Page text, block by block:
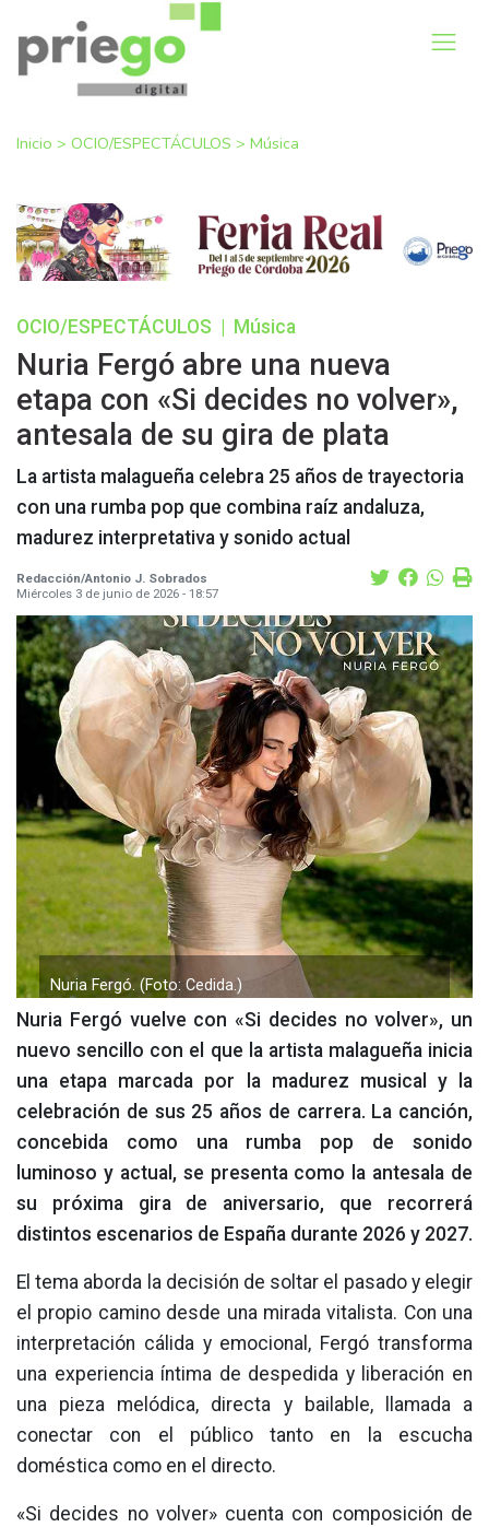
Inicio > OCIO/ESPECTÁCULOS > Música
OCIO/ESPECTÁCULOS Música
Nuria Fergó abre una nueva
etapa con «Si decides no volver»,
antesala de su gira de plata
La artista malagueña celebra 25 años de trayectoria
con una rumba pop que combina raíz andaluza,
madurez interpretativa y sonido actual
Redacción/Antonio J. Sobrados
Miércoles 3 de junio de 2026 - 18:57
Nuria Fergó. (Foto: Cedida.)
Nuria Fergó vuelve con «Si decides no volver», un
nuevo sencillo con el que la artista malagueña inicia
una etapa marcada por la madurez musical y la
celebración de sus 25 años de carrera. La canción,
concebida como una rumba pop de sonido
luminoso y actual, se presenta como la antesala de
su próxima gira de aniversario, que recorrerá
distintos escenarios de España durante 2026 y 2027.
El tema aborda la decisión de soltar el pasado y elegir
el propio camino desde una mirada vitalista. Con una
interpretación cálida y emocional, Fergó transforma
una experiencia íntima de despedida y liberación en
una pieza melódica, directa y bailable, llamada a
conectar con el público tanto en la escucha
doméstica como en el directo.
«Si decides no volver» cuenta con composición de